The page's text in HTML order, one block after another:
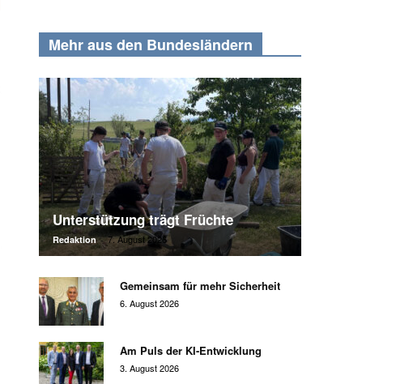
Mehr aus den Bundesländern
Unterstützung trägt Früchte
Redaktion - 7. August 2026
Gemeinsam für mehr Sicherheit
6. August 2026
Am Puls der KI-Entwicklung
3. August 2026